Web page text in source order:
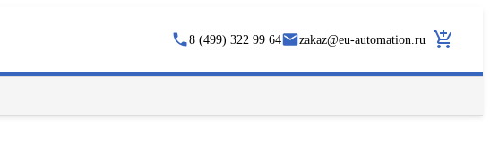
8 (499) 322 99 64 zakaz@eu-automation.ru